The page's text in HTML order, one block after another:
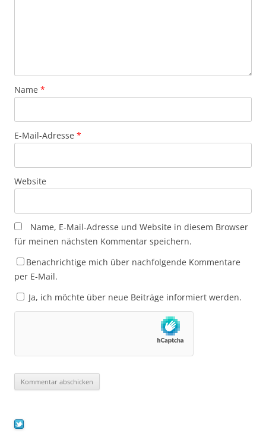
Name *
E-Mail-Adresse *
Website
Name, E-Mail-Adresse und Website in diesem Browser
für meinen nächsten Kommentar speichern.
Benachrichtige mich über nachfolgende Kommentare
per E-Mail.
Ja, ich möchte über neue Beiträge informiert werden.